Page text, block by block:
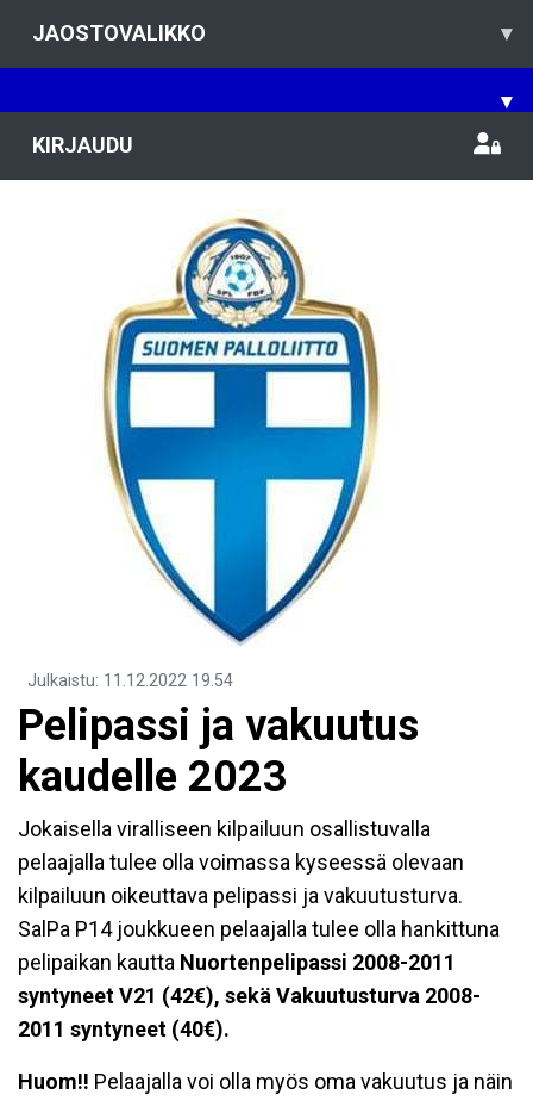
JAOSTOVALIKKO ▾
▾
KIRJAUDU
Julkaistu: 11.12.2022 19.54
Pelipassi ja vakuutus
kaudelle 2023
Jokaisella viralliseen kilpailuun osallistuvalla
pelaajalla tulee olla voimassa kyseessä olevaan
kilpailuun oikeuttava pelipassi ja vakuutusturva.
SalPa P14 joukkueen pelaajalla tulee olla hankittuna
pelipaikan kautta Nuortenpelipassi 2008-2011
syntyneet V21 (42€), sekä Vakuutusturva 2008-
2011 syntyneet (40€).
Huom!! Pelaajalla voi olla myös oma vakuutus ja näin